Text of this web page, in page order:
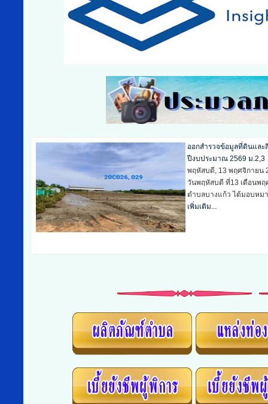
ออกสำรวจข้อมูลที่ดินและ
ปีงบประมาณ 2569 ม
พุธ, 12 พฤศจิกายน 2025
วันพุธ ที่12 เดือนพฤศจิกา
บางแก้ว ได้มอบหมายให้
เพิ่มเติม...